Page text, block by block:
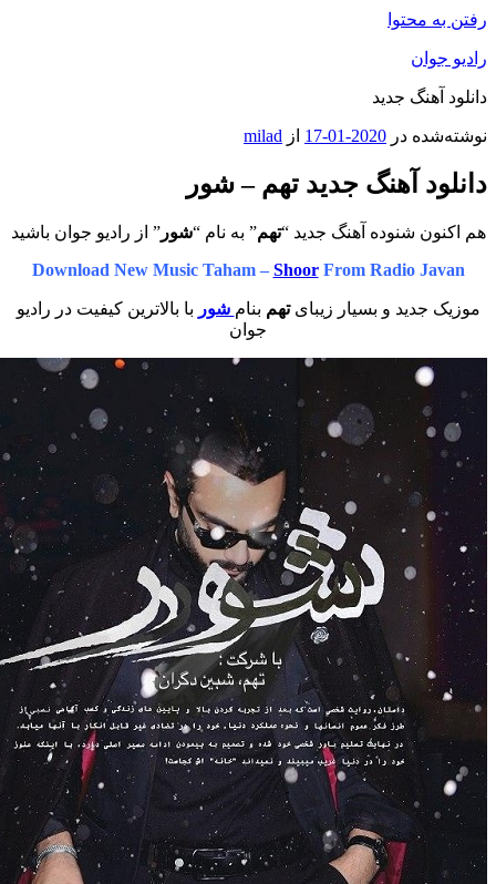
جدید
در 2020-01-17 ازmilad
آهنگ جدید تهم – شور
شنوده آهنگ جدید “تهم” به نام “شور ” از رادیو جوان باشید
Download New Music Taham –ShoorFrom Radio
و بسیار زیبایتهمبنامشور با بالاترین کیفیت در رادیو